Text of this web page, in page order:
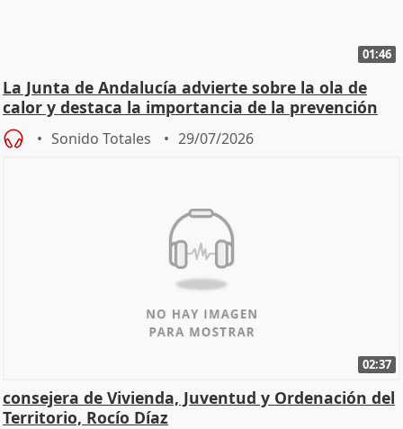
01:46
La Junta de Andalucía advierte sobre la ola de
calor y destaca la importancia de la prevención
Sonido Totales 29/07/2026
02:37
consejera de Vivienda, Juventud y Ordenación del
Territorio, Rocío Díaz